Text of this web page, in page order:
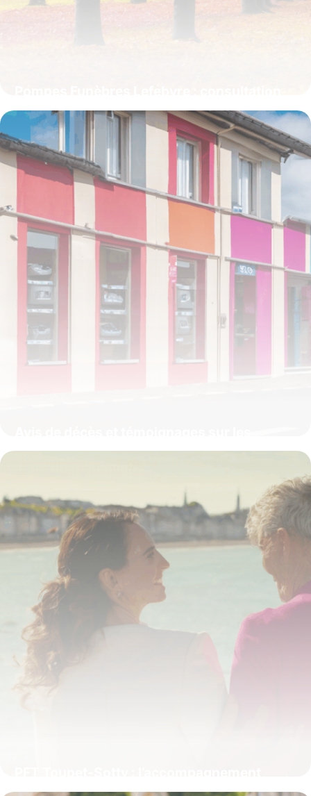
et publication des avis de décès dans l’Oise
et la Somme
4 juillet 2025
Pompes Funèbres Pagny à Longwy :
locale
4 juillet 2025